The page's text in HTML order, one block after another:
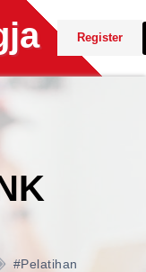
Register
#pelatihan